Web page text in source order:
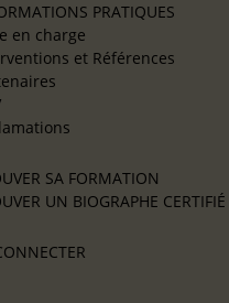
PRATIQUES
en charge
et Références
SA FORMATION
UN BIOGRAPHE CERTIFIÉ